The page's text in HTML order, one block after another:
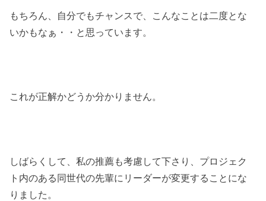
もちろん、自分でもチャンスで、こんなことは二度とな
いかもなぁ・・と思っています。
これが正解かどうか分かりません。
しばらくして、私の推薦も考慮して下さり、プロジェク
ト内のある同世代の先輩にリーダーが変更することにな
りました。